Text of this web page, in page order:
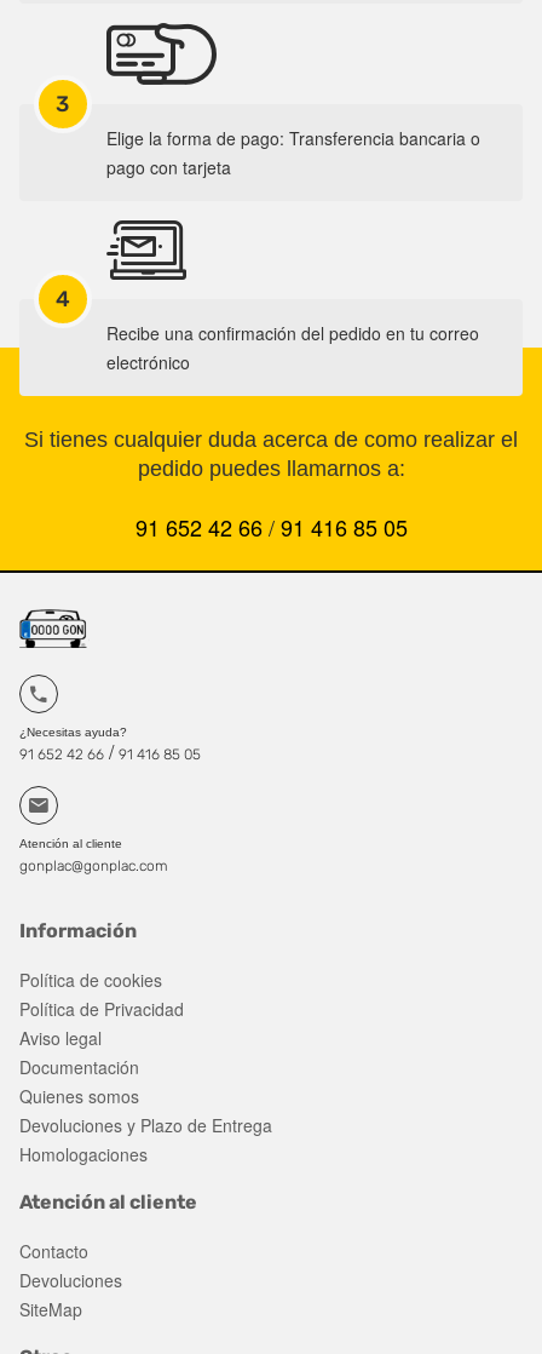
3
Elige la forma de pago: Transferencia bancaria o
pago con tarjeta
4
Recibe una confirmación del pedido en tu correo
electrónico
Si tienes cualquier duda acerca de como realizar el
pedido puedes llamarnos a:
91 652 42 66 /91 416 85 05
¿Necesitas ayuda?
91 652 42 66 / 91 416 85 05
Atención al cliente
gonplac@gonplac.com
Información
Política de cookies
Política de Privacidad
Aviso legal
Documentación
Quienes somos
Devoluciones y Plazo de Entrega
Homologaciones
Atención al cliente
Contacto
Devoluciones
SiteMap